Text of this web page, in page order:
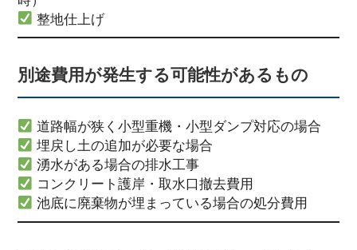
整地仕上げ
別途費用が発生する可能性があるもの
道路幅が狭く小型重機・小型ダンプ対応の場合
埋戻し土の追加が必要な場合
湧水がある場合の排水工事
コンクリート護岸・取水口撤去費用
池底に廃棄物が埋まっている場合の処分費用